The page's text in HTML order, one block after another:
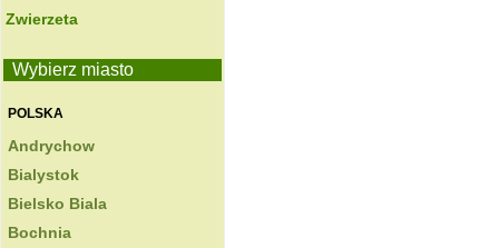
Zwierzeta
Wybierz miasto
POLSKA
Andrychow
Bialystok
Bielsko Biala
Bochnia